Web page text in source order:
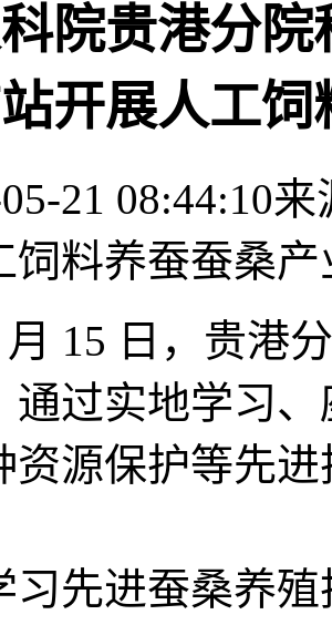
院贵港分
开展人工
21 08:44:10来
饲料养蚕蚕桑产
月 15 日，贵港
通过实地学习
资源保护等先
进蚕桑养殖